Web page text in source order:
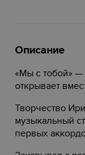
Описание
«Мы с тобой» —
открывает
Творчество
музыкальный
первых